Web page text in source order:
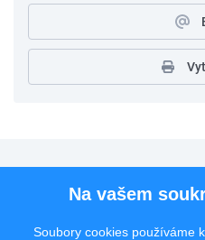
Pro uchazečeNa vašem
Soubory cookies používáme